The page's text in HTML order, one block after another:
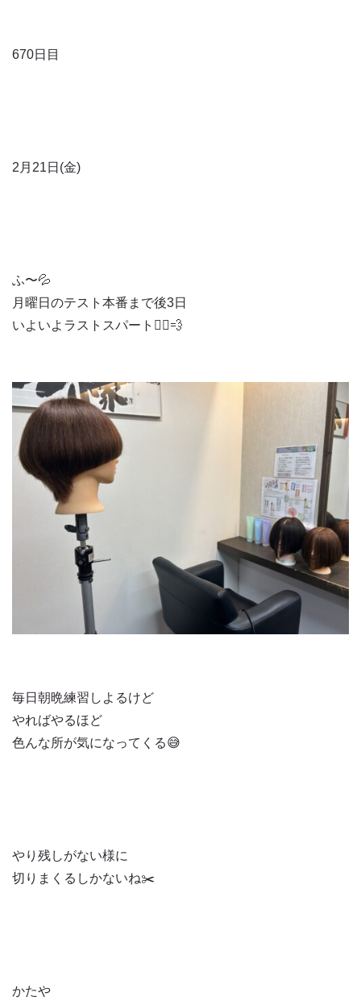
670日目
2月21日(金)
ふ〜💦
月曜日のテスト本番まで後3日
いよいよラストスパート🏃‍♂️💨
毎日朝晩練習しよるけど
やればやるほど
色んな所が気になってくる😅
やり残しがない様に
切りまくるしかないね✂️
かたや